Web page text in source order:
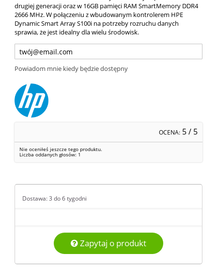
drugiej generacji oraz w 16GB pamięci RAM SmartMemory DDR4
2666 MHz. W połączeniu z wbudowanym kontrolerem HPE
Dynamic Smart Array S100i na potrzeby rozruchu danych
sprawia, że ​​jest idealny dla wielu środowisk.
Powiadom mnie kiedy będzie dostępny
OCENA: 5/ 5
Nie oceniłeś jeszcze tego produktu.
Liczba oddanych głosów: 1
Dostawa: 3 do 6 tygodni
Zapytaj o produkt